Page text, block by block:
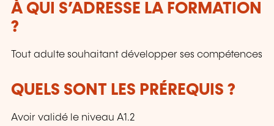
À QUI S’ADRESSE LA FORMATION
?
Tout adulte souhaitant développer ses compétences
QUELS SONT LES PRÉREQUIS ?
Avoir validé le niveau A1.2